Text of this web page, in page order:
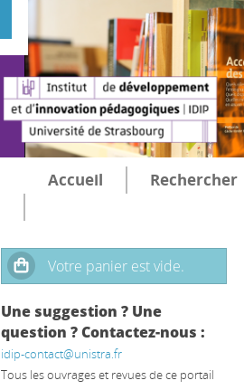
Accueil Rechercher
Une suggestion ? Une
question ? Contactez-nous :
idip-contact@unistra.fr
Tous les ouvrages et revues de ce portail